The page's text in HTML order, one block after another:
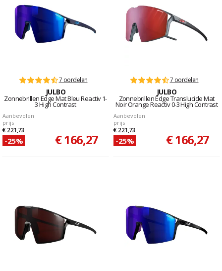
7 oordelen
JULBO
Zonnebrillen Edge Mat Bleu Reactiv 1-
3 High Contrast
Aanbevolen
prijs
€ 221,73
-25% € 166,27
7 oordelen
JULBO
Zonnebrillen Edge Translucide Mat
Noir Orange Reactiv 0-3 High Contrast
Aanbevolen
prijs
€ 221,73
-25% € 166,27